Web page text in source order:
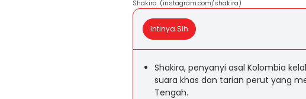
Shakira. (instagram.com/shakira)
Intinya Sih
Shakira, penyanyi asal Kolombia
suara khas dan tarian perut yang
Tengah.